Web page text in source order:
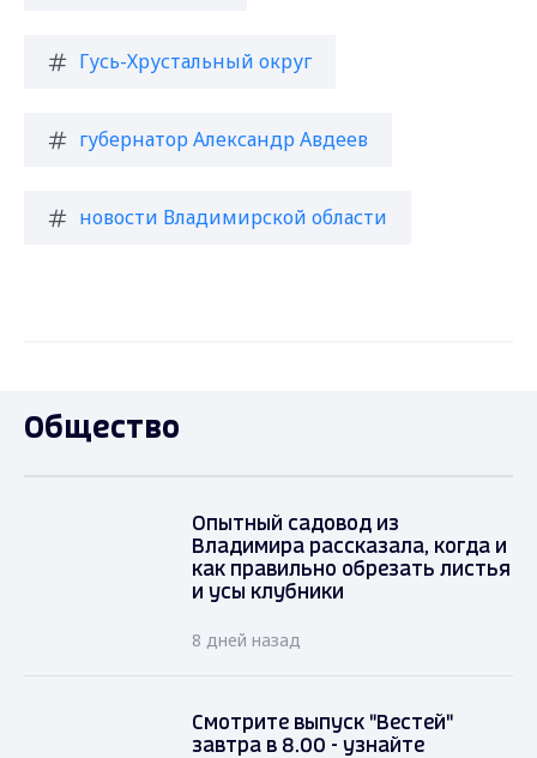
Гусь-Хрустальный округ
губернатор Александр Авдеев
новости Владимирской области
Общество
Опытный садовод из
Владимира рассказала, когда и
как правильно обрезать листья
и усы клубники
8 дней назад
Смотрите выпуск "Вестей"
завтра в 8.00 - узнайте